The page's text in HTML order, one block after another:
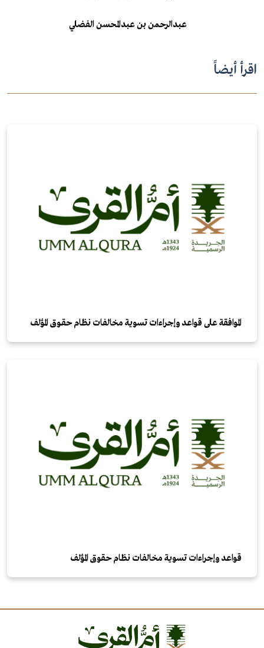
عبدالرحمن بن عبدالمحسن الفضلي
اقرأ أيضاً
الموافقة على قواعد وإجراءات تسوية مخالفات نظام حقـوق المؤلف
قواعد وإجراءات تسوية مخالفات نظام حقوق المؤلف